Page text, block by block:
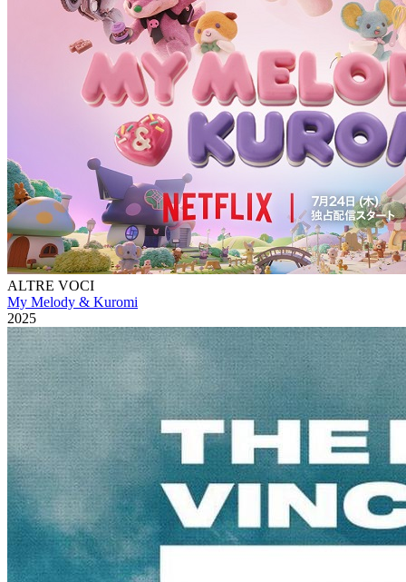
ALTRE VOCI
My Melody & Kuromi
2025